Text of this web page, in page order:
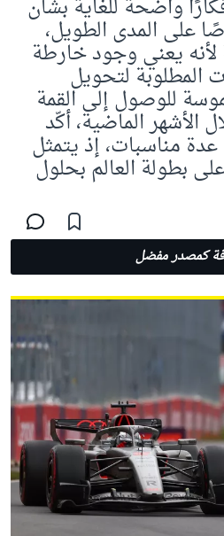
واضحة للغاية بشأن
على المدى الطويل،
لأنه يعني وجود خارطة
المطلوبة لتحويل
للوصول إلى القمة
1. وخلال الأشهر الماضية، أكّد
مناسبات، إذ يتمثل
بطولة العالم بحلول
كمصدر مفضل